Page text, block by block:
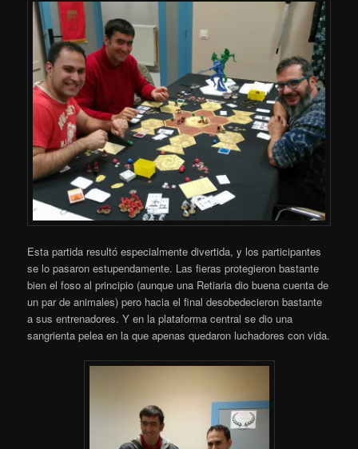
Esta partida resultó especialmente divertida, y los participantes
se lo pasaron estupendamente. Las fieras protegieron bastante
bien el foso al principio (aunque una Retiaria dio buena cuenta de
un par de animales) pero hacia el final desobedecieron bastante
a sus entrenadores. Y en la plataforma central se dio una
sangrienta pelea en la que apenas quedaron luchadores con vida.